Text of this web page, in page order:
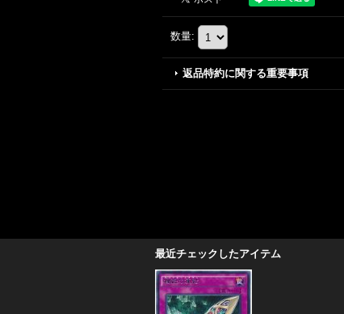
数量:
返品特約に関する重要事項
最近チェックしたアイテム